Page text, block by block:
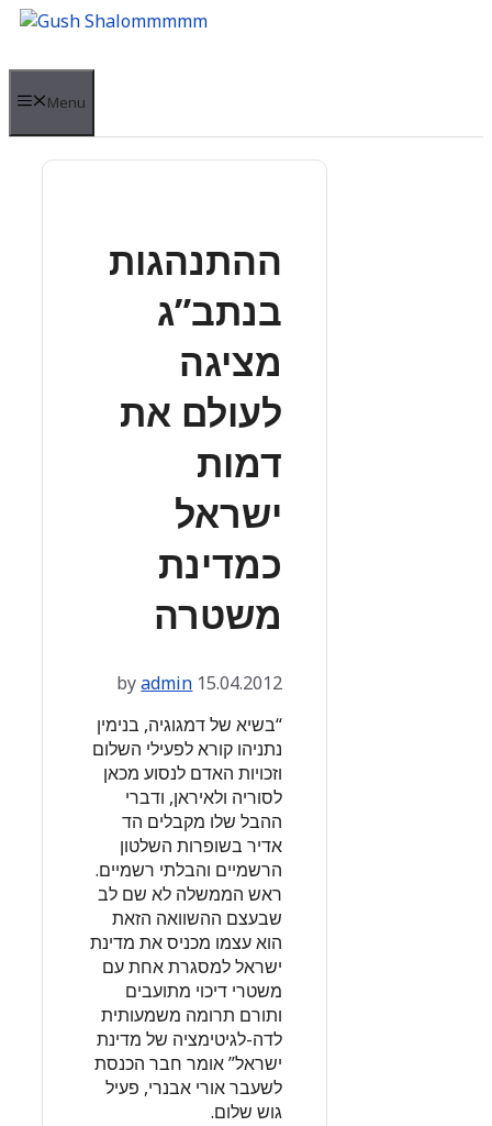
Skip
content
Menu
ההתנהגות
בנתב”ג
מציגה
לעולם את
דמות
ישראל
כמדינת
משטרה
15.04.2012
byadmin
“בשיא של דמגוגיה, בנימין
נתניהו קורא לפעילי השלום
וזכויות האדם לנסוע מכאן
לסוריה ולאיראן, ודברי
ההבל שלו מקבלים הד
אדיר בשופרות השלטון
הרשמיים והבלתי רשמיים.
ראש הממשלה לא שם לב
שבעצם ההשוואה הזאת
הוא עצמו מכניס את מדינת
ישראל למסגרת אחת עם
משטרי דיכוי מתועבים
ותורם תרומה משמעותית
לדה-לגיטימציה של מדינת
ישראל” אומר חבר הכנסת
לשעבר אורי אבנרי, פעיל
גוש שלום.